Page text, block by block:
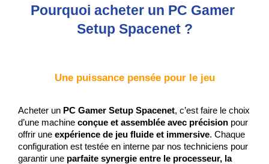
Pourquoi acheter un PC Gamer
Setup Spacenet ?
Une puissance pensée pour le jeu
Acheter un PC Gamer Setup Spacenet, c’est faire le choix
d’une machine conçue et assemblée avec précision pour
offrir une expérience de jeu fluide et immersive. Chaque
configuration est testée en interne par nos techniciens pour
garantir une parfaite synergie entre le processeur, la